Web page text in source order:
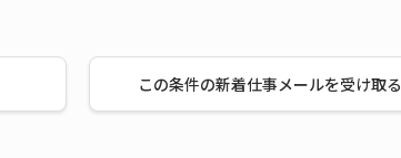
この条件の新着仕事メールを受け取る